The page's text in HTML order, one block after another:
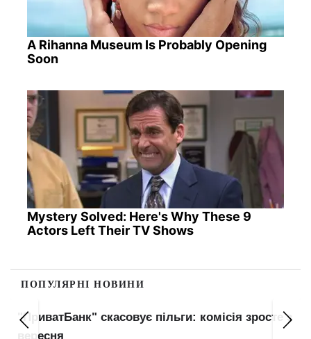
A Rihanna Museum Is Probably Opening
Soon
Mystery Solved: Here's Why These 9
Actors Left Their TV Shows
ПОПУЛЯРНІ НОВИНИ
"ПриватБанк" скасовує пільги: комісія зросте з
вересня